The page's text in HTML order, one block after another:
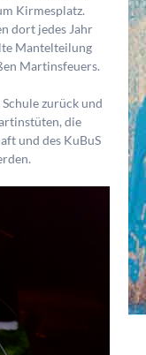
Kirmesplatz.
dort jedes Jahr
Mantelteilung
Martinsfeuers.
zurück und
die
und des KuBuS